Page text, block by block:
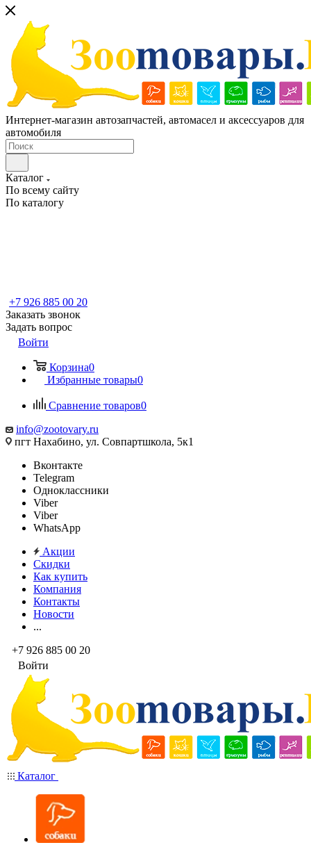
Интернет-магазин автозапчастей, автомасел и аксессуаров для
автомобиля
Каталог
По всему сайту
По каталогу
+7 926 885 00 20
Заказать звонок
Задать вопрос
Войти
Корзина0
Избранные товары0
Сравнение товаров0
info@zootovary.ru
пгт Нахабино, ул. Совпартшкола, 5к1
Вконтакте
Telegram
Одноклассники
Viber
Viber
WhatsApp
Акции
Скидки
Как купить
Компания
Контакты
Новости
...
+7 926 885 00 20
Войти
Каталог